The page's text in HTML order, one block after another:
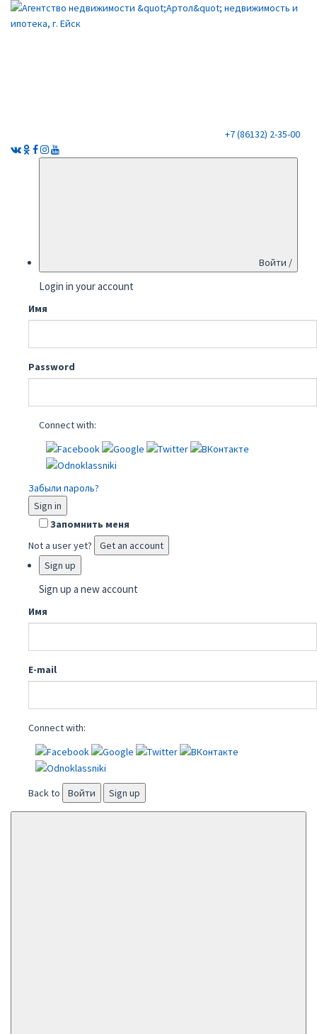
+7 (86132) 2-35-00
Войти /
Login in your account
Имя
Password
Connect with:
Забыли пароль?
Sign in
Запомнить меня
Not a user yet?
Get an account
Sign up
Sign up a new account
Имя
E-mail
Connect with:
Back to Войти Sign up